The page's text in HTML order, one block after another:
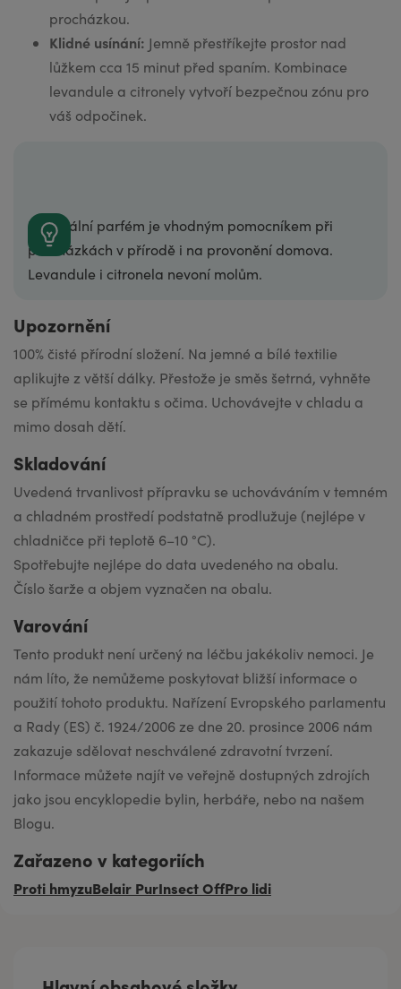
procházkou.
Klidné usínání: Jemně přestříkejte prostor nad
lůžkem cca 15 minut před spaním. Kombinace
levandule a citronely vytvoří bezpečnou zónu pro
váš odpočinek.
Esenciální parfém je vhodným pomocníkem při
procházkách v přírodě i na provonění domova.
Levandule i citronela nevoní molům.
Upozornění
100% čisté přírodní složení. Na jemné a bílé textilie
aplikujte z větší dálky. Přestože je směs šetrná, vyhněte
se přímému kontaktu s očima. Uchovávejte v chladu a
mimo dosah dětí.
Skladování
Uvedená trvanlivost přípravku se uchováváním v temném
a chladném prostředí podstatně prodlužuje (nejlépe v
chladničce při teplotě 6–10 °C).
Spotřebujte nejlépe do data uvedeného na obalu.
Číslo šarže a objem vyznačen na obalu.
Varování
Tento produkt není určený na léčbu jakékoliv nemoci. Je
nám líto, že nemůžeme poskytovat bližší informace o
použití tohoto produktu. Nařízení Evropského parlamentu
a Rady (ES) č. 1924/2006 ze dne 20. prosince 2006 nám
zakazuje sdělovat neschválené zdravotní tvrzení.
Informace můžete najít ve veřejně dostupných zdrojích
jako jsou encyklopedie bylin, herbáře, nebo na našem
Blogu.
Zařazeno v kategoriích
Proti hmyzuBelair PurInsect OffPro lidi